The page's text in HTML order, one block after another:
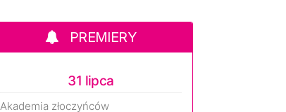
PREMIERY
31 lipca
Akademia złoczyńców